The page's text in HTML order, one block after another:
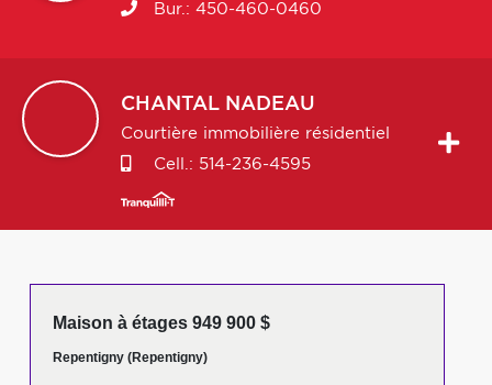
Bur.: 450-460-0460
CHANTAL NADEAU
Courtière immobilière résidentiel
Cell.: 514-236-4595
Maison à étages 949 900 $
Repentigny (Repentigny)